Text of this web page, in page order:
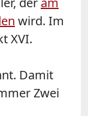
wird. Im
XVI.
Damit
Zwei